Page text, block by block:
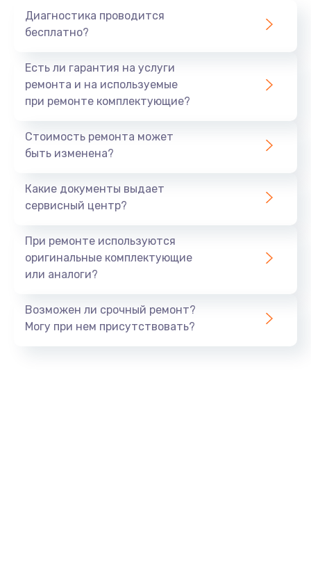
Диагностика проводится
бесплатно?
Есть ли гарантия на услуги
ремонта и на используемые
при ремонте комплектующие?
Стоимость ремонта может
быть изменена?
Какие документы выдает
сервисный центр?
При ремонте используются
оригинальные комплектующие
или аналоги?
Возможен ли срочный ремонт?
Могу при нем присутствовать?